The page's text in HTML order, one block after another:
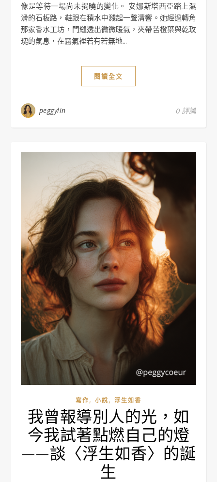
像是等待一場尚未揭曉的變化。 安娜斯塔西亞踏上濕
滑的石板路，鞋跟在積水中濺起一聲清響。她經過轉角
那家香水工坊，門縫透出微微暖氣，夾帶苦橙葉與乾玫
瑰的氣息，在霧氣裡若有若無地...
閱讀全文
peggylin 0 評論
寫作, 小說, 浮生如香
我曾報導別人的光，如
今我試著點燃自己的燈
——談〈浮生如香〉的誕
生